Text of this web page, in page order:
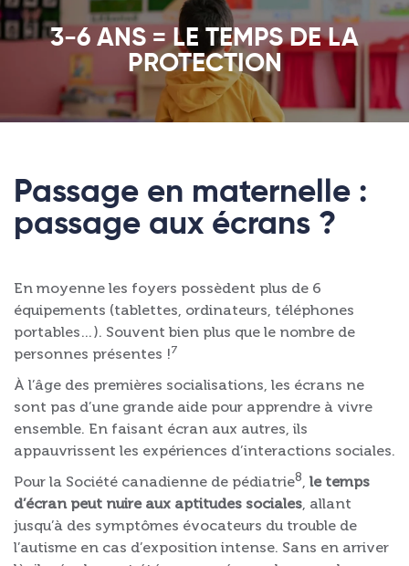
3-6 ANS = LE TEMPS DE LA
PROTECTION
Passage en maternelle :
passage aux écrans ?
En moyenne les foyers possèdent plus de 6
équipements (tablettes, ordinateurs, téléphones
portables…). Souvent bien plus que le nombre de
personnes présentes !7
À l’âge des premières socialisations, les écrans ne
sont pas d’une grande aide pour apprendre à vivre
ensemble. En faisant écran aux autres, ils
appauvrissent les expériences d’interactions sociales.
Pour la Société canadienne de pédiatrie8 le temps
d’écran peut nuire aux aptitudes sociales , allant
jusqu’à des symptômes évocateurs du trouble de
l’autisme en cas d’exposition intense. Sans en arriver